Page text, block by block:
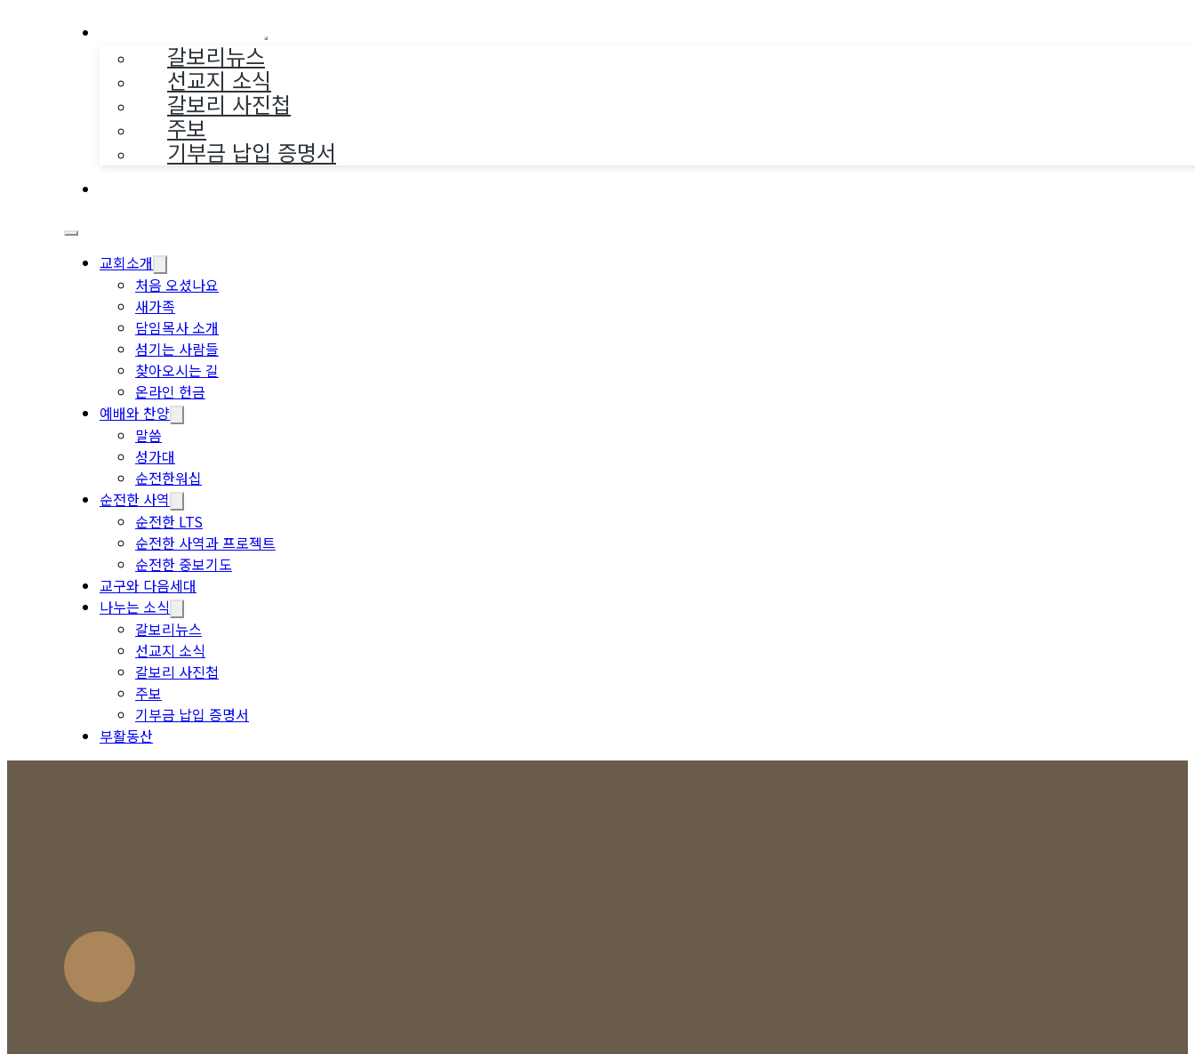
갈보리뉴스
선교지 소식
갈보리 사진첩
주보
기부금 납입 증명서
교회소개
처음 오셨나요
새가족
담임목사 소개
섬기는 사람들
찾아오시는 길
온라인 헌금
예배와 찬양
말씀
성가대
순전한워십
순전한 사역
순전한 LTS
순전한 사역과 프로젝트
순전한 중보기도
교구와 다음세대
나누는 소식
갈보리뉴스
선교지 소식
갈보리 사진첩
주보
기부금 납입 증명서
부활동산